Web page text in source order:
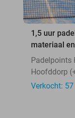
1,5 uur
materiaal
Padelpoints
Hoofddorp
Verkocht: 57